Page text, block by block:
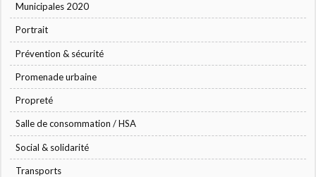
Municipales 2020
Portrait
Prévention & sécurité
Promenade urbaine
Propreté
Salle de consommation / HSA
Social & solidarité
Transports